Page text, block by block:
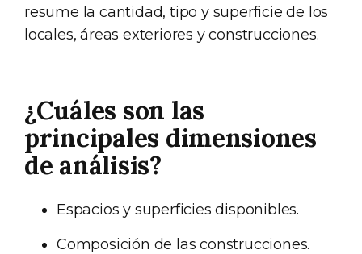
resume la cantidad, tipo y superficie de los
locales, áreas exteriores y construcciones.
¿Cuáles son las
principales dimensiones
de análisis?
Espacios y superficies disponibles.
Composición de las construcciones.